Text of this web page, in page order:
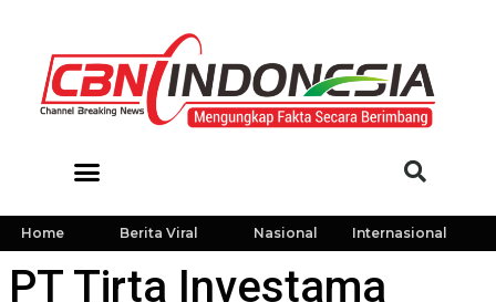
Home Berita Viral Nasional Internasional
PT Tirta Investama